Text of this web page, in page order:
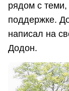
рядом с
поддержке.
написал на
Додон.